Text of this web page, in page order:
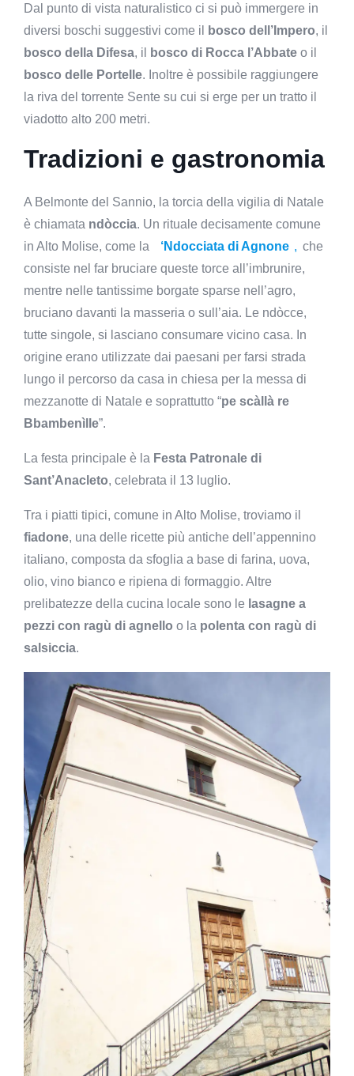
Dal punto di vista naturalistico ci si può immergere in
diversi boschi suggestivi come il
bosco dell’Impero, il
bosco della Difesa, il bosco di Rocca l’Abbate o il
bosco delle Portelle. Inoltre è possibile raggiungere
la riva del torrente Sente su cui si erge per un tratto il
viadotto alto 200 metri.
Tradizioni e gastronomia
A Belmonte del Sannio, la torcia della vigilia di Natale
è chiamata ndòccia. Un rituale decisamente comune
in Alto Molise, come la
‘Ndocciata di Agnone , che
consiste nel far bruciare queste torce all’imbrunire,
mentre nelle tantissime borgate sparse nell’agro,
bruciano davanti la masse­ria o sull’aia. Le ndòcce,
tutte singole, si lasciano consumare vicino casa. In
origine erano utilizzate dai paesani per farsi strada
lungo il percorso da casa in chiesa per la messa di
mezzanotte di Natale e soprattutto “pe scàllà re
Bbambenìlle”.
La festa principale è la Festa Patronale di
Sant’Anacleto, celebrata il 13 luglio.
Tra i piatti tipici, comune in Alto Molise, troviamo il
fiadone, una delle ricette più antiche dell’appennino
italiano, composta da sfoglia a base di farina, uova,
olio, vino bianco e ripiena di formaggio. Altre
prelibatezze della cucina locale sono le lasagne a
pezzi con ragù di agnello o la polenta con ragù di
salsiccia.